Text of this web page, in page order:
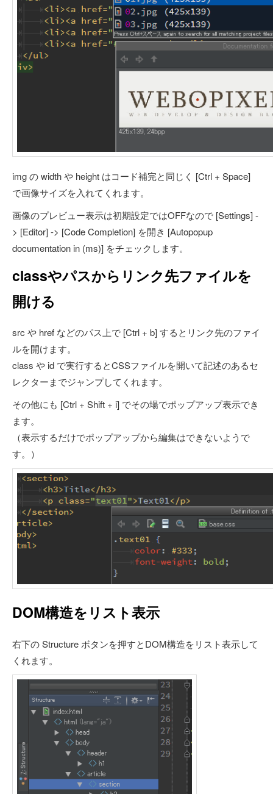
img の width や height はコード補完と同じく [Ctrl + Space]
で画像サイズを入れてくれます。
画像のプレビュー表示は初期設定ではOFFなので [Settings] -
> [Editor] -> [Code Completion] を開き [Autopopup
documentation in (ms)] をチェックします。
classやパスからリンク先ファイルを
開ける
src や href などのパス上で [Ctrl + b] するとリンク先のファイ
ルを開けます。
class や id で実行するとCSSファイルを開いて記述のあるセ
レクターまでジャンプしてくれます。
その他にも [Ctrl + Shift + i] でその場でポップアップ表示でき
ます。
（表示するだけでポップアップから編集はできないようで
す。）
DOM構造をリスト表示
右下の Structure ボタンを押すとDOM構造をリスト表示して
くれます。